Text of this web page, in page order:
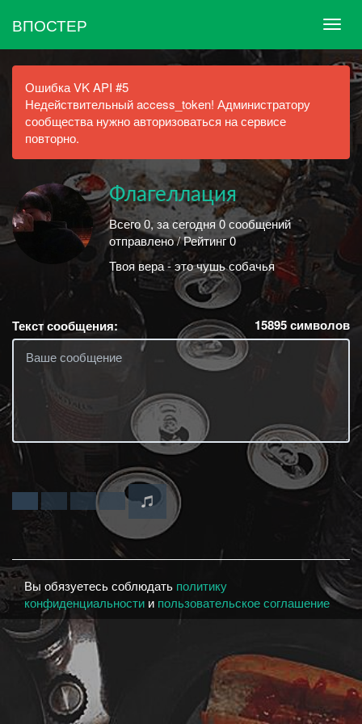
ВПОСТЕР
Ошибка VK API #5
Недействительный access_token! Администратору
сообщества нужно авторизоваться на сервисе
повторно.
Флагеллация
Всего 0, за сегодня 0 сообщений
отправлено / Рейтинг 0
Твоя вера - это чушь собачья
Текст сообщения: 15895символов
Вы обязуетесь соблюдать политику
конфиденциальности и пользовательское соглашение